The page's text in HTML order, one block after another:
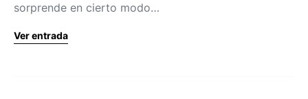
sorprende en cierto modo…
Ver entrada